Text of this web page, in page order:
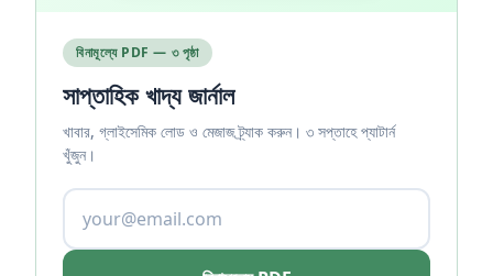
বিনামূল্যে PDF — ৩ পৃষ্ঠা
সাপ্তাহিক খাদ্য জার্নাল
খাবার, গ্লাইসেমিক লোড ও মেজাজ ট্র্যাক করুন। ৩ সপ্তাহে প্যাটার্ন
খুঁজুন।